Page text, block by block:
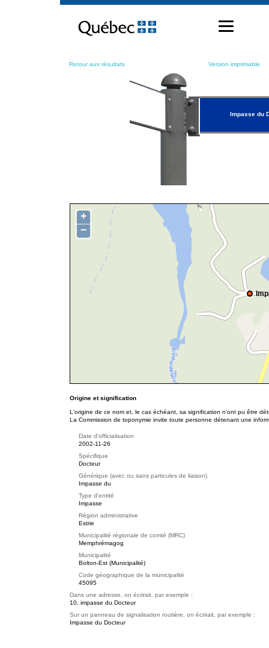
contenu
Retour aux résultats Version imprimable
Impasse du
+
−
Origine et signification
L'origine de ce nom et, le cas échéant, sa signification n’ont pu être
La Commission de toponymie invite toute personne détenant une
Date d'officialisation
2002-11-26
Spécifique
Docteur
Générique (avec ou sans particules de liaison)
Impasse du
Type d'entité
Impasse
Région administrative
Estrie
Municipalité régionale de comté (MRC)
Memphrémagog
Municipalité
Bolton-Est (Municipalité)
Code géographique de la municipalité
45095
Dans une adresse, on écrirait, par exemple :
10, impasse du Docteur
Sur un panneau de signalisation routière, on écrirait, par exemple :
Impasse du Docteur